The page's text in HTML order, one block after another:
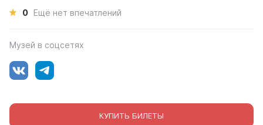
0 Ещё нет впечатлений
Музей в соцсетях
КУПИТЬ БИЛЕТЫ